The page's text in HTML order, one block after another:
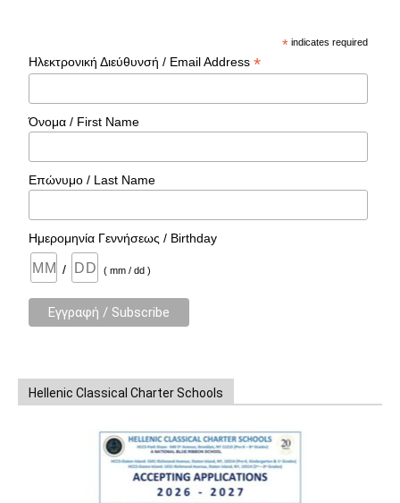
* indicates required
Ηλεκτρονική Διεύθυνσή / Email Address*
Όνομα / First Name
Επώνυμο / Last Name
Ημερομηνία Γεννήσεως / Birthday
/ ( mm / dd )
Hellenic Classical Charter Schools